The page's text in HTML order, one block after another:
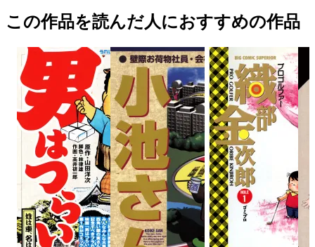
この作品を読んだ人におすすめの作品